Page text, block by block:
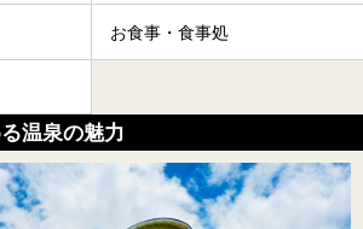
お食事・食事処
温泉の魅力